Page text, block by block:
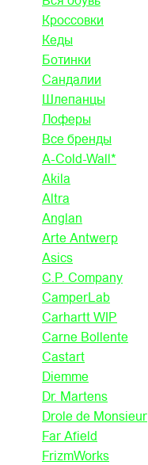
Кроссовки
Кеды
Ботинки
Сандалии
Шлепанцы
Лоферы
Все бренды
A-Cold-Wall*
Akila
Altra
Anglan
Arte Antwerp
Asics
C.P. Company
CamperLab
Carhartt WIP
Carne Bollente
Castart
Diemme
Dr. Martens
Drole de Monsieur
Far Afield
FrizmWorks